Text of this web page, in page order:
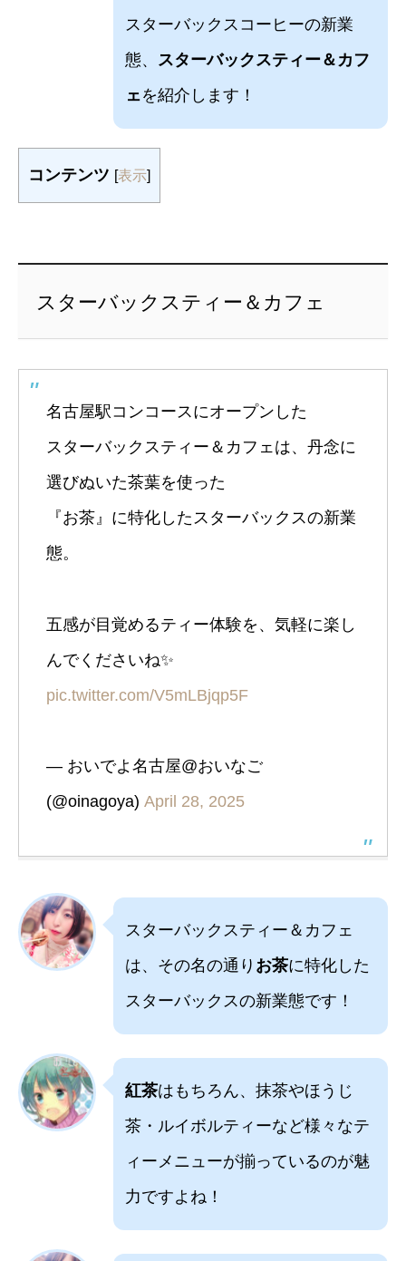
スターバックスコーヒーの新業
態、 スターバックスティー＆カフ
ェを紹介します！
コンテンツ [表示]
スターバックスティー＆カフェ
名古屋駅コンコースにオープンした
スターバックスティー＆カフェは、丹念に
選びぬいた茶葉を使った
『お茶』に特化したスターバックスの新業
態。
五感が目覚めるティー体験を、気軽に楽し
んでくださいね✨️
pic.twitter.com/V5mLBjqp5F
— おいでよ名古屋@おいなご
(@oinagoya) April 28, 2025
スターバックスティー＆カフェ
は、その名の通り お茶に特化した
スターバックスの新業態です！
紅茶はもちろん、抹茶やほうじ
茶・ルイボルティーなど様々なテ
ィーメニューが揃っているのが魅
力ですよね！